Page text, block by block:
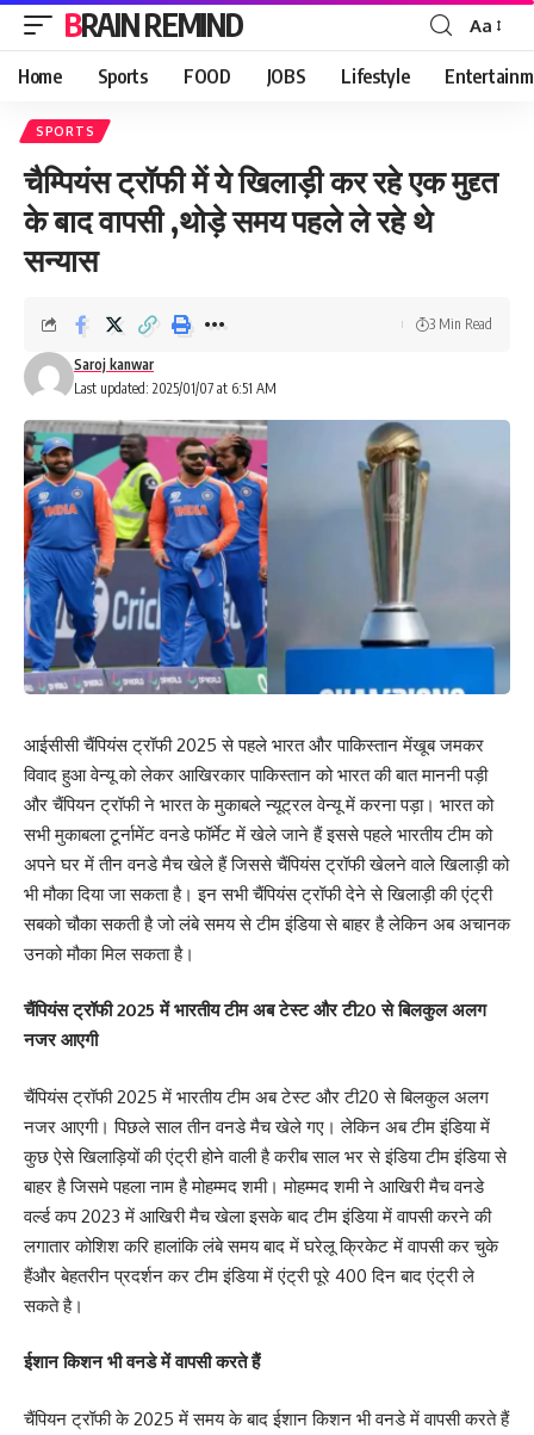
BRAIN REMIND
Font
Resizer
Aa
Home Sports FOOD JOBS Lifestyle
SPORTS
चैम्पियंस ट्रॉफी में ये खिलाड़ी कर रहे एक मुद्द्त
के बाद वापसी ,थोड़े समय पहले ले रहे थे
सन्यास
Last updated: 2025/01/07 at 6:51 AM
Saroj kanwar
3 Min Read
आईसीसी चैंपियंस ट्रॉफी 2025 से पहले भारत और पाकिस्तान मेंखूब जमकर
विवाद हुआ वेन्यू को लेकर आखिरकार पाकिस्तान को भारत की बात माननी पड़ी
और चैंपियन ट्रॉफी ने भारत के मुकाबले न्यूट्रल वेन्यू में करना पड़ा। भारत को
सभी मुकाबला टूर्नामेंट वनडे फॉर्मेट में खेले जाने हैं इससे पहले भारतीय टीम को
अपने घर में तीन वनडे मैच खेले हैं जिससे चैंपियंस ट्रॉफी खेलने वाले खिलाड़ी को
भी मौका दिया जा सकता है। इन सभी चैंपियंस ट्रॉफी देने से खिलाड़ी की एंट्री
सबको चौका सकती है जो लंबे समय से टीम इंडिया से बाहर है लेकिन अब अचानक
उनको मौका मिल सकता है।
चैंपियंस ट्रॉफी 2025 में भारतीय टीम अब टेस्ट और टी20 से बिलकुल अलग
नजर आएगी
चैंपियंस ट्रॉफी 2025 में भारतीय टीम अब टेस्ट और टी20 से बिलकुल अलग
नजर आएगी। पिछले साल तीन वनडे मैच खेले गए। लेकिन अब टीम इंडिया में
कुछ ऐसे खिलाड़ियों की एंट्री होने वाली है करीब साल भर से इंडिया टीम इंडिया से
बाहर है जिसमे पहला नाम है मोहम्मद शमी। मोहम्मद शमी ने आखिरी मैच वनडे
वर्ल्ड कप 2023 में आखिरी मैच खेला इसके बाद टीम इंडिया में वापसी करने की
लगातार कोशिश करि हालांकि लंबे समय बाद में घरेलू क्रिकेट में वापसी कर चुके
हैंऔर बेहतरीन प्रदर्शन कर टीम इंडिया में एंट्री पूरे 400 दिन बाद एंट्री ले
सकते है।
ईशान किशन भी वनडे में वापसी करते हैं
चैंपियन ट्रॉफी के 2025 में समय के बाद ईशान किशन भी वनडे में वापसी करते हैं